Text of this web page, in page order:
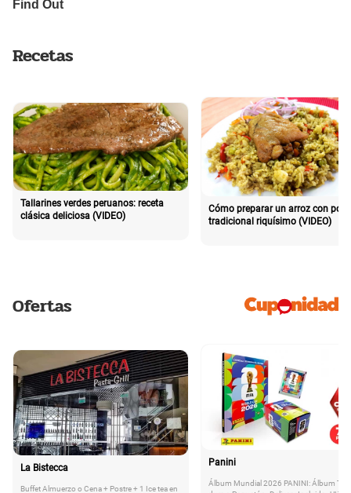
Recetas
Tallarines verdes peruanos: receta
clásica deliciosa (VIDEO)
Cómo preparar un arroz con pollo
tradicional riquísimo (VIDEO)
Ofertas
La Bistecca
Buffet Almuerzo o Cena + Postre + 1 Ice tea en
Panini
Álbum Mundial 2026 PANINI: Álbum